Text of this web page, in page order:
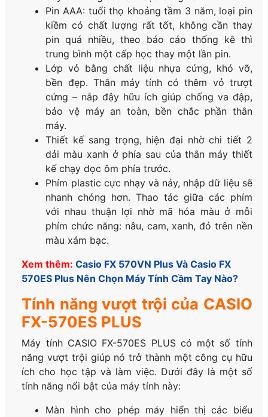
Pin AAA: tuổi thọ khoảng tầm 3 năm, loại pin
kiềm có chất lượng rất tốt, không cần thay
pin quá nhiều, theo báo cáo thống kê thì
trung bình một cấp học thay một lần pin.
Lớp vỏ bằng chất liệu nhựa cứng, khó vỡ,
bền đẹp. Thân máy tính có thêm vỏ trượt
cứng – nắp đậy hữu ích giúp chống va đập,
bảo vệ máy an toàn, bền chắc phần thân
máy.
Thiết kế sang trọng, hiện đại nhờ chi tiết 2
dải màu xanh ở phía sau của thân máy thiết
kế chạy dọc ôm phía trước.
Phím plastic cực nhạy và nảy, nhập dữ liệu sẽ
nhanh chóng hơn. Thao tác giữa các phím
với nhau thuận lợi nhờ mã hóa màu ở mỗi
phím chức năng: nâu, cam, xanh, đỏ trên nền
màu xám bạc.
Xem thêm:Casio FX 570VN Plus Và Casio FX
570ES Plus Nên Chọn Máy Tính Cầm Tay Nào?
Tính năng vượt trội của CASIO
FX-570ES PLUS
Máy tính CASIO FX-570ES PLUS có một số tính
năng vượt trội giúp nó trở thành một công cụ hữu
ích cho học tập và làm việc. Dưới đây là một số
tính năng nổi bật của máy tính này:
Màn hình cho phép máy hiển thị các biểu